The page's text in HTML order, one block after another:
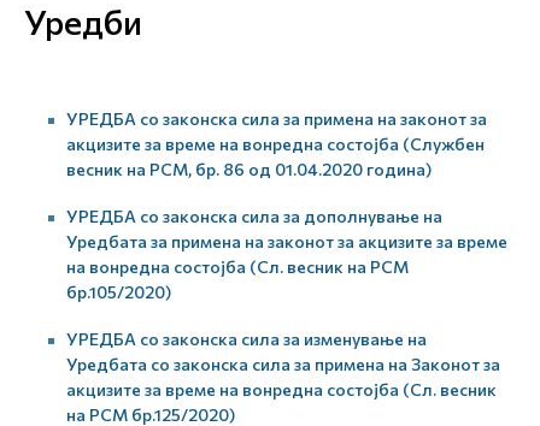
Физички лица
Open
Е-Царина
Контакт
Уредби
УРЕДБА со законска сила за примена на законот за
акцизите за време на вонредна состојба (Службен
весник на РСМ, бр. 86 од 01.04.2020 година)
УРЕДБА со законска сила за дополнување на
Уредбата за примена на законот за акцизите за време
на вонредна состојба (Сл. весник на РСМ
бр.105/2020)
УРЕДБА со законска сила за изменување на
Уредбата со законска сила за примена на Законот за
акцизите за време на вонредна состојба (Сл. весник
на РСМ бр.125/2020)